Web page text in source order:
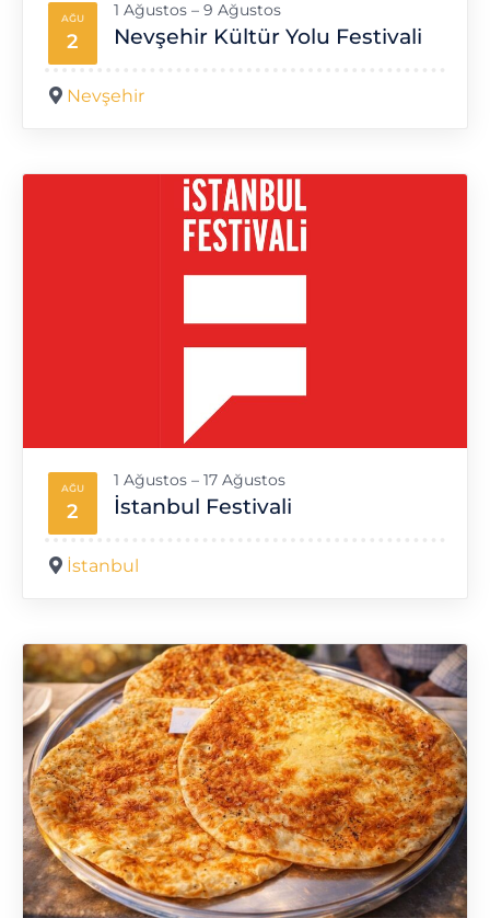
AĞU
2 Nevşehir Kültür Yolu Festivali
1 Ağustos – 9 Ağustos
Nevşehir
AĞU
2 İstanbul Festivali
1 Ağustos – 17 Ağustos
İstanbul